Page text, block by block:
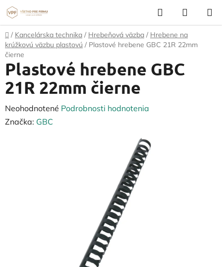
Prejsť
na
obsah
Hľadať
KOŠÍK
Domov
/ Kancelárska technika / Hrebeňová väzba / Hrebene na
krúžkovú väzbu plastovú / Plastové hrebene GBC 21R 22mm
čierne
Plastové hrebene GBC
21R 22mm čierne
Priemerné
hodnotenie
Neohodnotené Podrobnosti hodnotenia
Značka: GBC